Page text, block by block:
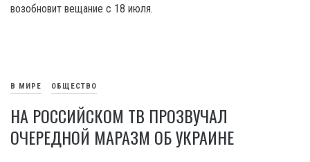
возобновит вещание с 18 июля.
В МИРЕ ОБЩЕСТВО
НА РОССИЙСКОМ ТВ ПРОЗВУЧАЛ
ОЧЕРЕДНОЙ МАРАЗМ ОБ УКРАИНЕ